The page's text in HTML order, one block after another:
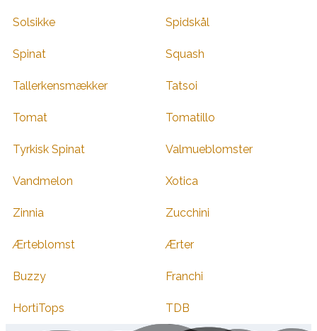
Solsikke Spidskål
Spinat Squash
Tallerkensmækker Tatsoi
Tomat Tomatillo
Tyrkisk Spinat Valmueblomster
Vandmelon Xotica
Zinnia Zucchini
Ærteblomst Ærter
Buzzy Franchi
HortiTops TDB